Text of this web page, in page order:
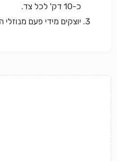
כ-10 דק' לכל צד.
יוצקים מידי פעם